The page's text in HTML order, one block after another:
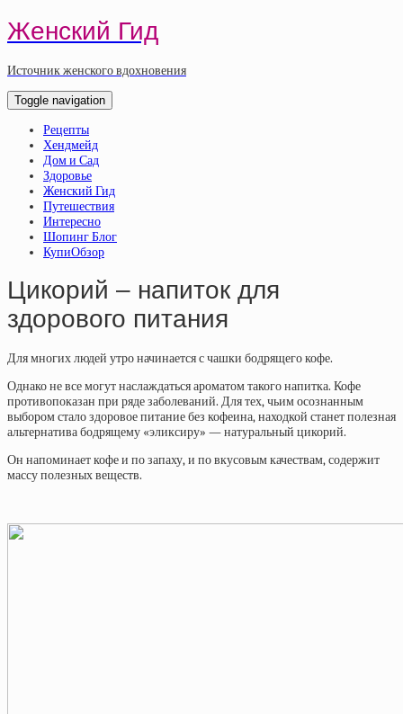
Женский Гид
Источник женского вдохновения
Toggle navigation
Рецепты
Хендмейд
Дом и Сад
Здоровье
Женский Гид
Путешествия
Интересно
Шопинг Блог
КупиОбзор
Цикорий – напиток для
здорового питания
Для многих людей утро начинается с чашки бодрящего кофе.
Однако не все могут наслаждаться ароматом такого напитка. Кофе
противопоказан при ряде заболеваний. Для тех, чьим осознанным
выбором стало здоровое питание без кофеина, находкой станет полезная
альтернатива бодрящему «эликсиру» — натуральный цикорий.
Он напоминает кофе и по запаху, и по вкусовым качествам, содержит
массу полезных веществ.